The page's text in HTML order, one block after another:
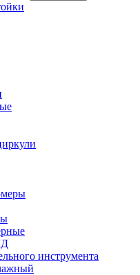
инструмента